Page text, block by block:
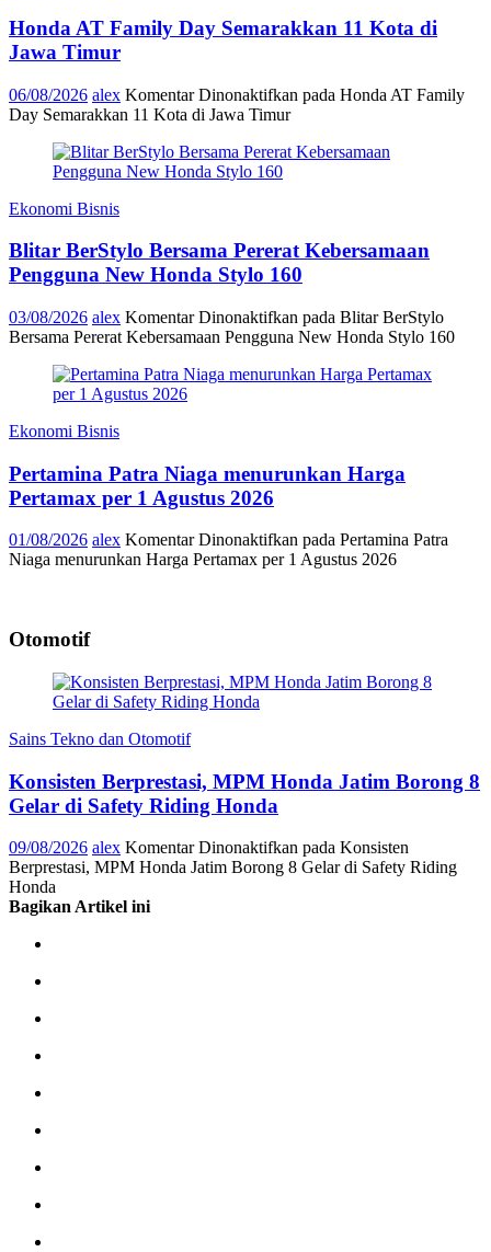
Honda AT Family Day Semarakkan 11 Kota di
Jawa Timur
06/08/2026 alex Komentar Dinonaktifkan pada Honda AT Family
Day Semarakkan 11 Kota di Jawa Timur
Ekonomi Bisnis
Blitar BerStylo Bersama Pererat Kebersamaan
Pengguna New Honda Stylo 160
03/08/2026 alex Komentar Dinonaktifkan pada Blitar BerStylo
Bersama Pererat Kebersamaan Pengguna New Honda Stylo 160
Ekonomi Bisnis
Pertamina Patra Niaga menurunkan Harga
Pertamax per 1 Agustus 2026
01/08/2026 alex Komentar Dinonaktifkan pada Pertamina Patra
Niaga menurunkan Harga Pertamax per 1 Agustus 2026
Otomotif
Sains Tekno dan Otomotif
Konsisten Berprestasi, MPM Honda Jatim Borong 8
Gelar di Safety Riding Honda
09/08/2026 alex Komentar Dinonaktifkan pada Konsisten
Berprestasi, MPM Honda Jatim Borong 8 Gelar di Safety Riding
Honda
Bagikan Artikel ini